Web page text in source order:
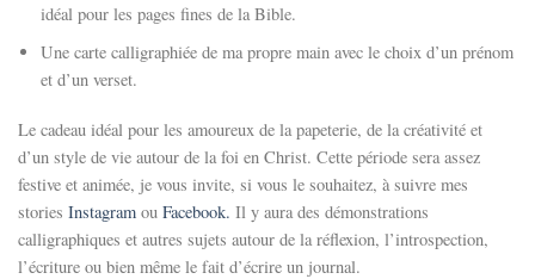
idéal pour les pages fines de la Bible.
Une carte calligraphiée de ma propre main avec le choix d’un prénom
et d’un verset.
Le cadeau idéal pour les amoureux de la papeterie, de la créativité et
d’un style de vie autour de la foi en Christ. Cette période sera assez
festive et animée, je vous invite, si vous le souhaitez, à suivre mes
stories Instagram ou Facebook. Il y aura des démonstrations
calligraphiques et autres sujets autour de la réflexion, l’introspection,
l’écriture ou bien même le fait d’écrire un journal.